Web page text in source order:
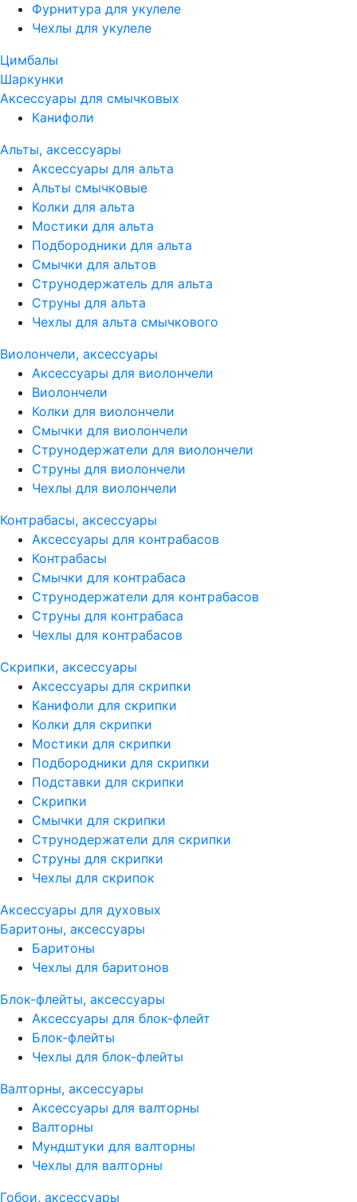
Фурнитура для укулеле
Чехлы для укулеле
Цимбалы
Шаркунки
Аксессуары для смычковых
Канифоли
Альты, аксессуары
Аксессуары для альта
Альты смычковые
Колки для альта
Мостики для альта
Подбородники для альта
Смычки для альтов
Струнодержатель для альта
Струны для альта
Чехлы для альта смычкового
Виолончели, аксессуары
Аксессуары для виолончели
Виолончели
Колки для виолончели
Смычки для виолончели
Струнодержатели для виолончели
Струны для виолончели
Чехлы для виолончели
Контрабасы, аксессуары
Аксессуары для контрабасов
Контрабасы
Смычки для контрабаса
Струнодержатели для контрабасов
Струны для контрабаса
Чехлы для контрабасов
Скрипки, аксессуары
Аксессуары для скрипки
Канифоли для скрипки
Колки для скрипки
Мостики для скрипки
Подбородники для скрипки
Подставки для скрипки
Скрипки
Смычки для скрипки
Струнодержатели для скрипки
Струны для скрипки
Чехлы для скрипок
Аксессуары для духовых
Баритоны, аксессуары
Баритоны
Чехлы для баритонов
Блок-флейты, аксессуары
Аксессуары для блок-флейт
Блок-флейты
Чехлы для блок-флейты
Валторны, аксессуары
Аксессуары для валторны
Валторны
Мундштуки для валторны
Чехлы для валторны
Гобои, аксессуары